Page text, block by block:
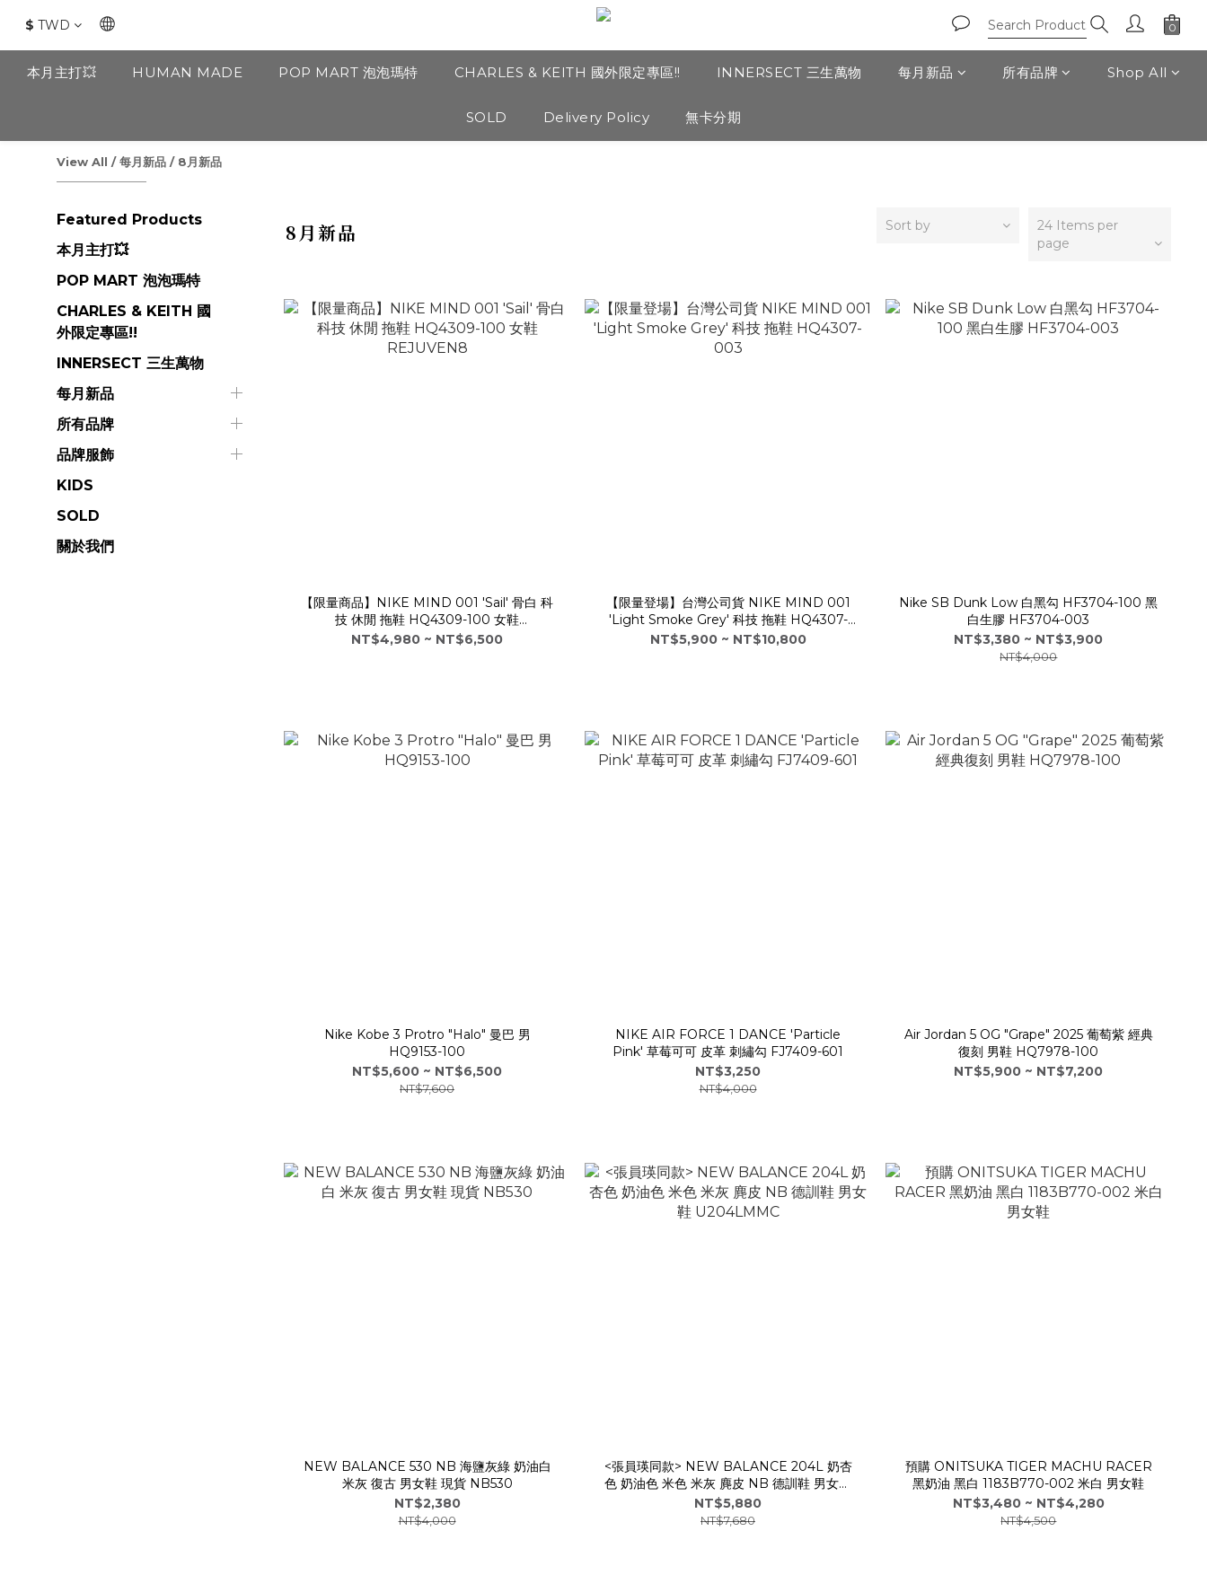
$ TWD
本月主打💥 HUMAN MADE POP MART 泡泡瑪特 CHARLES & KEITH 國外限定專區!! INNERSECT 三生萬物 每月新品 所有品牌 Shop All
SOLD Delivery Policy 無卡分期
View All /每月新品 / 8月新品
Featured Products
本月主打💥
POP MART 泡泡瑪特
CHARLES & KEITH 國
外限定專區!!
INNERSECT 三生萬物
每月新品
所有品牌
品牌服飾
KIDS
SOLD
關於我們
8月新品 Sort by
24 Items per
page
【限量商品】NIKE MIND 001 'Sail' 骨白 科
技 休閒 拖鞋 HQ4309-100 女鞋
REJUVEN8
NT$4,980 ~ NT$6,500
【限量登場】台灣公司貨 NIKE MIND 001
'Light Smoke Grey' 科技 拖鞋 HQ4307-
003
NT$5,900 ~ NT$10,800
Nike SB Dunk Low 白黑勾 HF3704-100 黑
白生膠 HF3704-003
NT$3,380 ~ NT$3,900
NT$4,000
Nike Kobe 3 Protro "Halo" 曼巴 男
HQ9153-100
NT$5,600 ~ NT$6,500
NT$7,600
NIKE AIR FORCE 1 DANCE 'Particle
Pink' 草莓可可 皮革 刺繡勾 FJ7409-601
NT$3,250
NT$4,000
Air Jordan 5 OG "Grape" 2025 葡萄紫 經典
復刻 男鞋 HQ7978-100
NT$5,900 ~ NT$7,200
NEW BALANCE 530 NB 海鹽灰綠 奶油白
米灰 復古 男女鞋 現貨 NB530
NT$2,380
NT$4,000
<張員瑛同款> NEW BALANCE 204L 奶杏
色 奶油色 米色 米灰 麂皮 NB 德訓鞋 男女鞋
U204LMMC
NT$5,880
NT$7,680
預購 ONITSUKA TIGER MACHU RACER
黑奶油 黑白 1183B770-002 米白 男女鞋
NT$3,480 ~ NT$4,280
NT$4,500